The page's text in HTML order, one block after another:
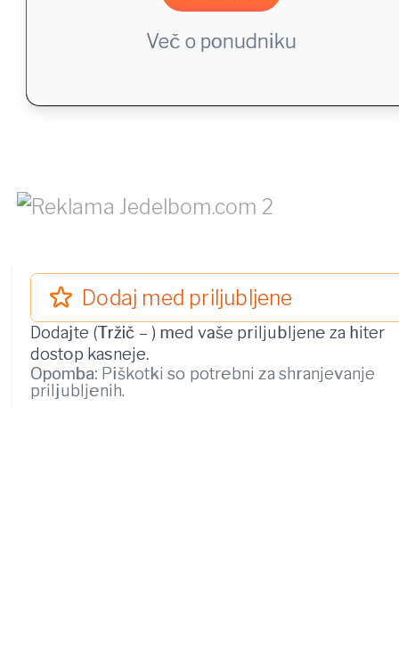
Več o ponudniku
Dodaj med priljubljene
Dodajte (Tržič – ) med vaše priljubljene za hiter
dostop kasneje.
Opomba: Piškotki so potrebni za shranjevanje
priljubljenih.